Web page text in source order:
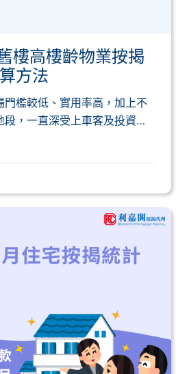
樓高樓齡物業按揭
方法
門檻較低、實用率高，加上不
，一直深受上車客及投資者